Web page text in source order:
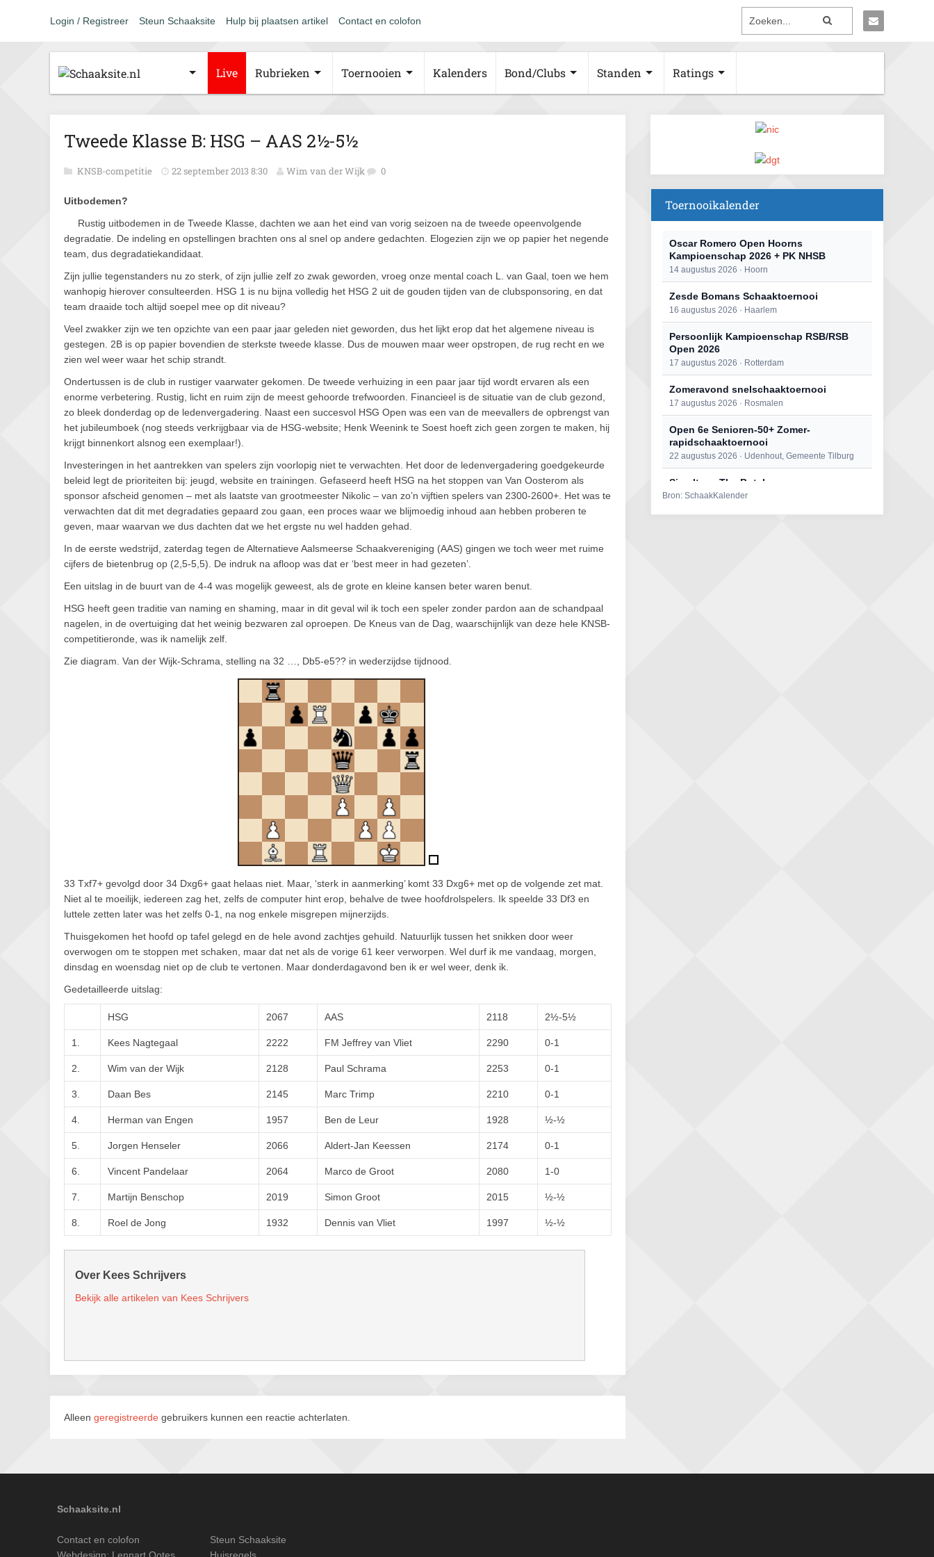
Login / Registreer Steun Schaaksite Hulp bij plaatsen artikel Contact en colofon
Live Rubrieken Toernooien Kalenders Bond/Clubs Standen Ratings
Tweede Klasse B: HSG – AAS 2½-5½
KNSB-competitie 22 september 2013 8:30 Wim van der Wijk 0
Uitbodemen?
Rustig uitbodemen in de Tweede Klasse, dachten we aan het eind van vorig seizoen na de tweede opeenvolgende
degradatie. De indeling en opstellingen brachten ons al snel op andere gedachten. Elogezien zijn we op papier het negende
team, dus degradatiekandidaat.
Zijn jullie tegenstanders nu zo sterk, of zijn jullie zelf zo zwak geworden, vroeg onze mental coach L. van Gaal, toen we hem
wanhopig hierover consulteerden. HSG 1 is nu bijna volledig het HSG 2 uit de gouden tijden van de clubsponsoring, en dat
team draaide toch altijd soepel mee op dit niveau?
Veel zwakker zijn we ten opzichte van een paar jaar geleden niet geworden, dus het lijkt erop dat het algemene niveau is
gestegen. 2B is op papier bovendien de sterkste tweede klasse. Dus de mouwen maar weer opstropen, de rug recht en we
zien wel weer waar het schip strandt.
Ondertussen is de club in rustiger vaarwater gekomen. De tweede verhuizing in een paar jaar tijd wordt ervaren als een
enorme verbetering. Rustig, licht en ruim zijn de meest gehoorde trefwoorden. Financieel is de situatie van de club gezond,
zo bleek donderdag op de ledenvergadering. Naast een succesvol HSG Open was een van de meevallers de opbrengst van
het jubileumboek (nog steeds verkrijgbaar via de HSG-website; Henk Weenink te Soest hoeft zich geen zorgen te maken, hij
krijgt binnenkort alsnog een exemplaar!).
Investeringen in het aantrekken van spelers zijn voorlopig niet te verwachten. Het door de ledenvergadering goedgekeurde
beleid legt de prioriteiten bij: jeugd, website en trainingen. Gefaseerd heeft HSG na het stoppen van Van Oosterom als
sponsor afscheid genomen – met als laatste van grootmeester Nikolic – van zo’n vijftien spelers van 2300-2600+. Het was te
verwachten dat dit met degradaties gepaard zou gaan, een proces waar we blijmoedig inhoud aan hebben proberen te
geven, maar waarvan we dus dachten dat we het ergste nu wel hadden gehad.
In de eerste wedstrijd, zaterdag tegen de Alternatieve Aalsmeerse Schaakvereniging (AAS) gingen we toch weer met ruime
cijfers de bietenbrug op (2,5-5,5). De indruk na afloop was dat er ‘best meer in had gezeten’.
Een uitslag in de buurt van de 4-4 was mogelijk geweest, als de grote en kleine kansen beter waren benut.
HSG heeft geen traditie van naming en shaming, maar in dit geval wil ik toch een speler zonder pardon aan de schandpaal
nagelen, in de overtuiging dat het weinig bezwaren zal oproepen. De Kneus van de Dag, waarschijnlijk van deze hele KNSB-
competitieronde, was ik namelijk zelf.
Zie diagram. Van der Wijk-Schrama, stelling na 32 …, Db5-e5?? in wederzijdse tijdnood.
33 Txf7+ gevolgd door 34 Dxg6+ gaat helaas niet. Maar, ‘sterk in aanmerking’ komt 33 Dxg6+ met op de volgende zet mat.
Niet al te moeilijk, iedereen zag het, zelfs de computer hint erop, behalve de twee hoofdrolspelers. Ik speelde 33 Df3 en
luttele zetten later was het zelfs 0-1, na nog enkele misgrepen mijnerzijds.
Thuisgekomen het hoofd op tafel gelegd en de hele avond zachtjes gehuild. Natuurlijk tussen het snikken door weer
overwogen om te stoppen met schaken, maar dat net als de vorige 61 keer verworpen. Wel durf ik me vandaag, morgen,
dinsdag en woensdag niet op de club te vertonen. Maar donderdagavond ben ik er wel weer, denk ik.
Gedetailleerde uitslag:
HSG 2067 AAS 2118 2½-5½
1. Kees Nagtegaal 2222 FM Jeffrey van Vliet 2290 0-1
2. Wim van der Wijk 2128 Paul Schrama 2253 0-1
3. Daan Bes 2145 Marc Trimp 2210 0-1
4. Herman van Engen 1957 Ben de Leur 1928 ½-½
5. Jorgen Henseler 2066 Aldert-Jan Keessen 2174 0-1
6. Vincent Pandelaar 2064 Marco de Groot 2080 1-0
7. Martijn Benschop 2019 Simon Groot 2015 ½-½
8. Roel de Jong 1932 Dennis van Vliet 1997 ½-½
Over Kees Schrijvers
Bekijk alle artikelen van Kees Schrijvers
Alleen geregistreerde gebruikers kunnen een reactie achterlaten.
Toernooikalender
Oscar Romero Open Hoorns
Kampioenschap 2026 + PK NHSB
14 augustus 2026 · Hoorn
Zesde Bomans Schaaktoernooi
16 augustus 2026 · Haarlem
Persoonlijk Kampioenschap RSB/RSB
Open 2026
17 augustus 2026 · Rotterdam
Zomeravond snelschaaktoernooi
17 augustus 2026 · Rosmalen
Open 6e Senioren-50+ Zomer-
rapidschaaktoernooi
22 augustus 2026 · Udenhout, Gemeente Tilburg
Simultaan The Butcher
22 augustus 2026 · Utrecht
Bron: SchaakKalender
Schaaksite.nl
Contact en colofon
Steun Schaaksite